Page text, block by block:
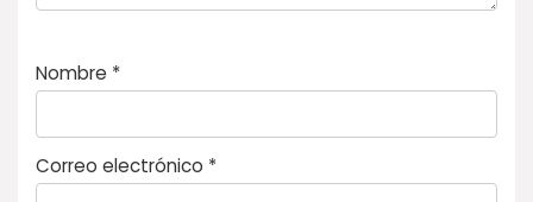
Nombre *
Correo electrónico *